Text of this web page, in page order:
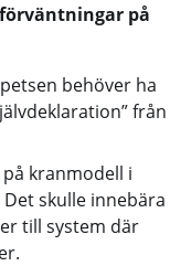
på
behöver ha
från
kranmodell i
skulle innebära
till system där